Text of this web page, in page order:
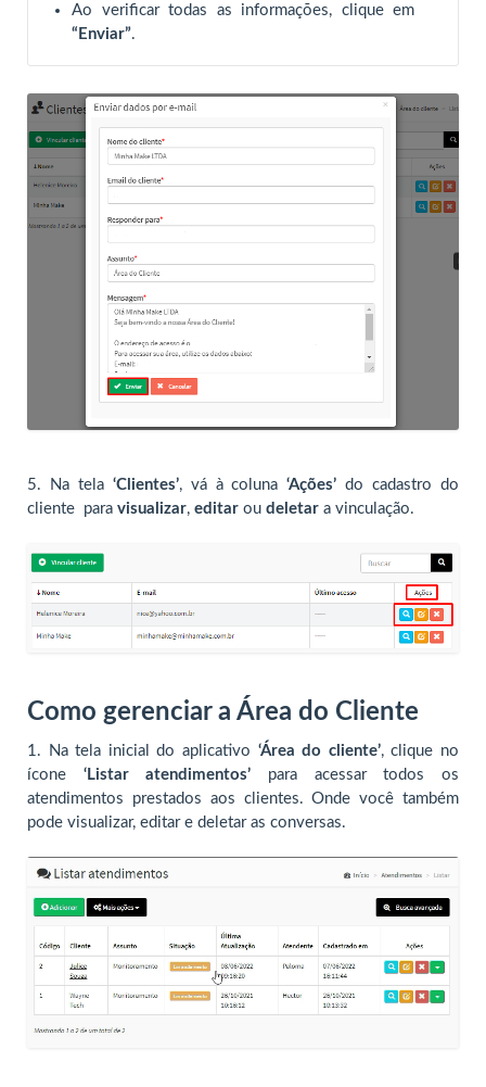
Ao verificar todas as informações, clique em
“Enviar”.
5. Na tela ‘Clientes’, vá à coluna‘Ações’ do cadastro do
cliente para visualizar, editar ou deletar a vinculação.
Como gerenciar a Área do Cliente
1. Na tela inicial do aplicativo ‘Área do cliente’, clique no
ícone ‘Listar atendimentos’ para acessar todos os
atendimentos prestados aos clientes. Onde você também
pode visualizar, editar e deletar as conversas.